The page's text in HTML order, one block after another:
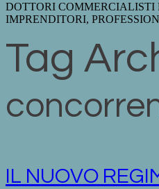
DOTTORI
IMPRENDITORI,
Tag
IL NUOVO